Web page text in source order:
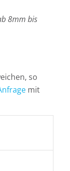
8mm bis
so
mit